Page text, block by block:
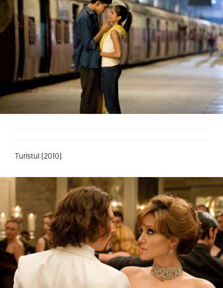
Turistul (2010)